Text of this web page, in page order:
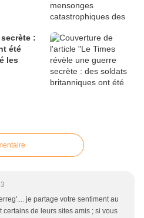
:
été
les
je partage votre sentiment au
certains de leurs sites amis ; si vous